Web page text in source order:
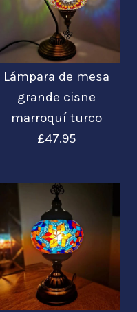
/ 2 /3
Lámpara de mesa
grande cisne
marroquí turco
£47.95
/2 /3